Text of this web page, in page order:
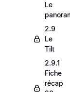
Le
2.9
Le
Tilt
2.9.1
Fiche
récap